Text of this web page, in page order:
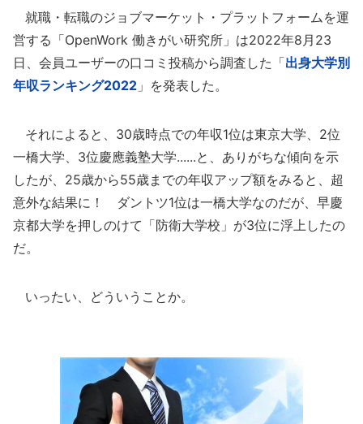
就職・転職のジョブマーケット・プラットフォームを運
営する「OpenWork 働きがい研究所」は2022年8月23
日、会員ユーザーの口コミ投稿から調査した「出身大学別
年収ランキング2022 」を発表した。
それによると、30歳時点での年収1位は東京大学、2位
一橋大学、3位慶應義塾大学......と、ありがちな傾向を示
したが、25歳から55歳までの年収アップ額をみると、超
意外な結果に！ ダントツ1位は一橋大学なのだが、早慶
京都大学を押しのけて「防衛大学校」が3位に浮上したの
だ。
いったい、どういうことか。